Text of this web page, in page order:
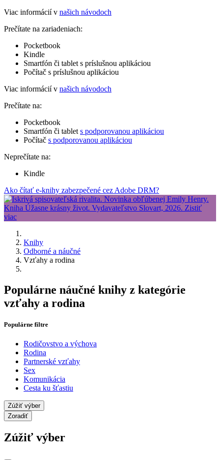
Viac informácií v našich návodoch
Prečítate na zariadeniach:
Pocketbook
Kindle
Smartfón či tablet s príslušnou aplikáciou
Počítač s príslušnou aplikáciou
Viac informácií v našich návodoch
Prečítate na:
Pocketbook
Smartfón či tablet s podporovanou aplikáciou
Počítač s podporovanou aplikáciou
Neprečítate na:
Kindle
Ako čítať e-knihy zabezpečené cez Adobe DRM?
Knihy
Odborné a náučné
Vzťahy a rodina
Populárne náučné knihy z kategórie
vzťahy a rodina
Populárne filtre
Rodičovstvo a výchova
Rodina
Partnerské vzťahy
Sex
Komunikácia
Cesta ku šťastiu
Zúžiť výber
Zoradiť
Zúžiť výber